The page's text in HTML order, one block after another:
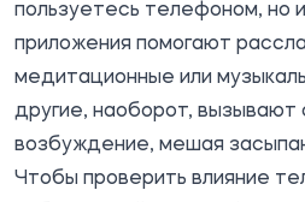
пользуетесь телефоном, но
приложения помогают
медитационные или
другие, наоборот, вызывают
возбуждение, мешая
Чтобы проверить влияние